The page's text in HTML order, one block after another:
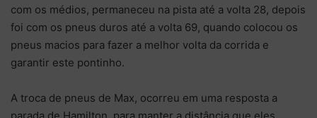
com os médios, permaneceu na pista até a volta 28, depois
foi com os pneus duros até a volta 69, quando colocou os
pneus macios para fazer a melhor volta da corrida e
garantir este pontinho.
A troca de pneus de Max, ocorreu em uma resposta a